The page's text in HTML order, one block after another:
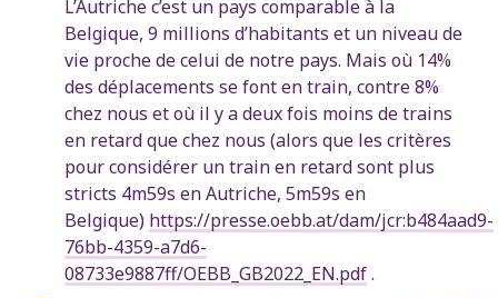
L’Autriche c’est un pays comparable à la
Belgique, 9 millions d’habitants et un niveau de
vie proche de celui de notre pays. Mais où 14%
des déplacements se font en train, contre 8%
chez nous et où il y a deux fois moins de trains
en retard que chez nous (alors que les critères
pour considérer un train en retard sont plus
stricts 4m59s en Autriche, 5m59s en
Belgique) https://presse.oebb.at/dam/jcr:b484aad9-
76bb-4359-a7d6-
08733e9887ff/OEBB_GB2022_EN.pdf.